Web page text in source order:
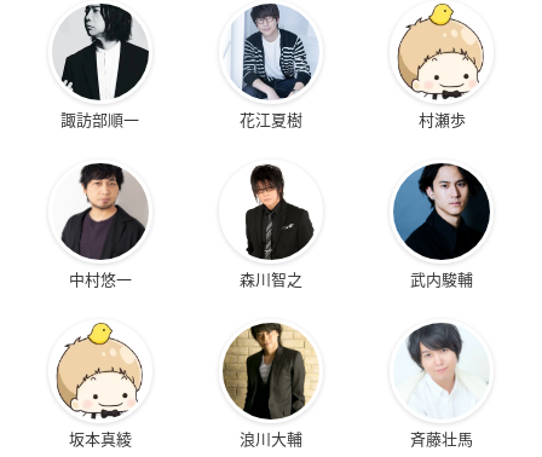
諏訪部順一 花江夏樹 村瀬歩
中村悠一 森川智之 武内駿輔
坂本真綾 浪川大輔 斉藤壮馬